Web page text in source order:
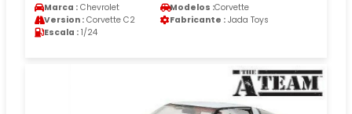
Marca : Chevrolet Modelos :Corvette
Version : Corvette C2 Fabricante : Jada Toys
Escala : 1/24